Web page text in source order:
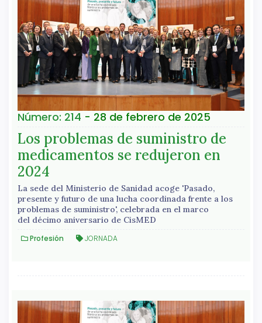
Número: 214 - 28 de febrero de 2025
Los problemas de suministro de
medicamentos se redujeron en
2024
La sede del Ministerio de Sanidad acoge 'Pasado,
presente y futuro de una lucha coordinada frente a los
problemas de suministro', celebrada en el marco
del décimo aniversario de CisMED
Profesión JORNADA